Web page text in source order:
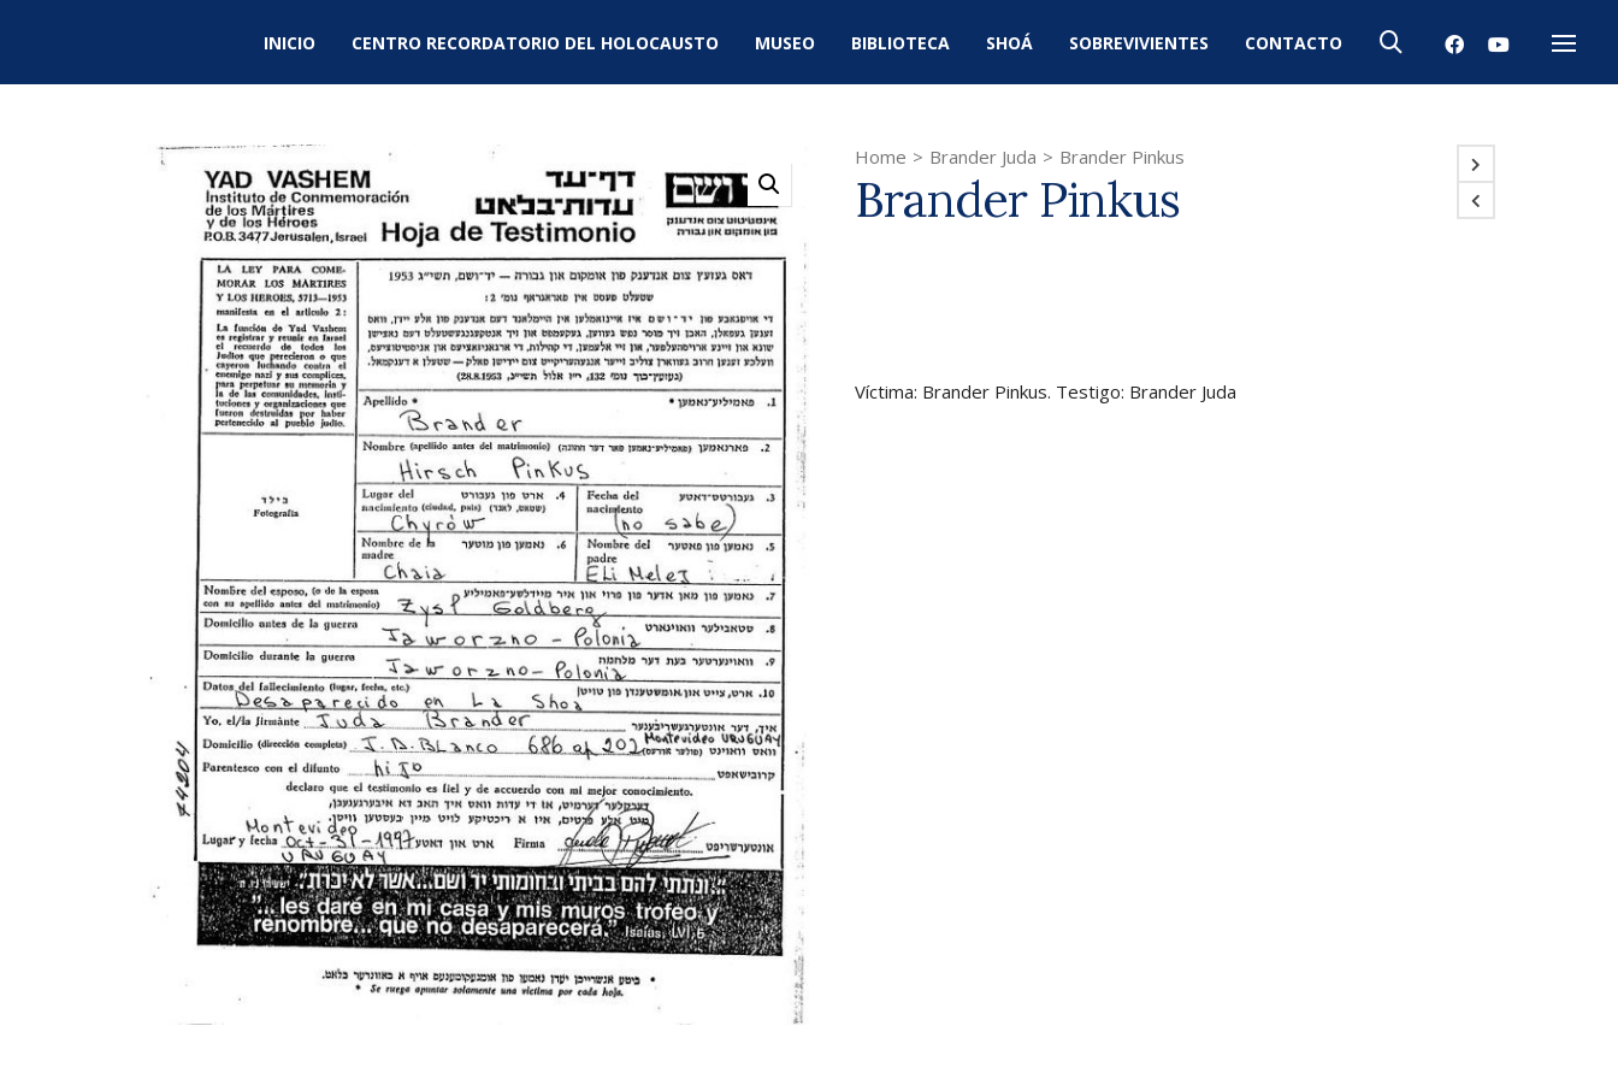
INICIO CENTRO RECORDATORIO DEL HOLOCAUSTO MUSEO BIBLIOTECA SHOÁ SOBREVIVIENTES CONTACTO
Menú
Home > Brander Juda > Brander Pinkus
Brander Pinkus
Víctima: Brander Pinkus. Testigo: Brander Juda